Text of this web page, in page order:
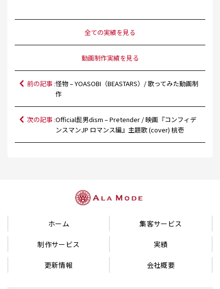
全ての実績を見る
動画制作実績を見る
前の記事 :怪物 – YOASOBI（BEASTARS）/ 歌ってみた動画制
作
次の記事 :Official髭男dism – Pretender / 映画『コンフィデ
ンスマンJP ロマンス編』主題歌 (cover) 桃壱
ホーム 集客サービス
制作サービス 実績
更新情報 会社概要